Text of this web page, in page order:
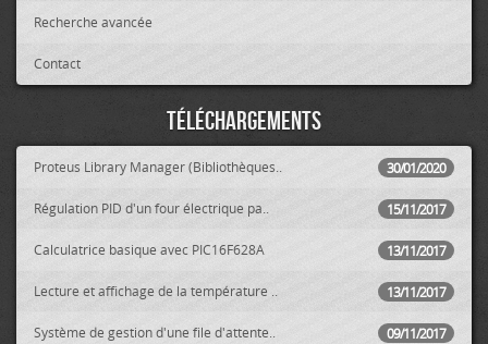
Recherche avancée
Contact
Téléchargements
30/01/2020
Proteus Library Manager (Bibliothèques..
15/11/2017
Régulation PID d'un four électrique pa..
13/11/2017
Calculatrice basique avec PIC16F628A
13/11/2017
Lecture et affichage de la température ..
09/11/2017
Système de gestion d'une file d'attente..